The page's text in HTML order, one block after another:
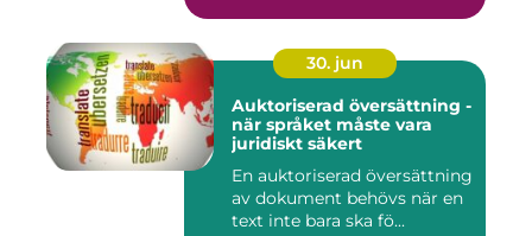
30. jun
Auktoriserad översättning -
när språket måste vara
juridiskt säkert
En auktoriserad översättning
av dokument behövs när en
text inte bara ska fö...